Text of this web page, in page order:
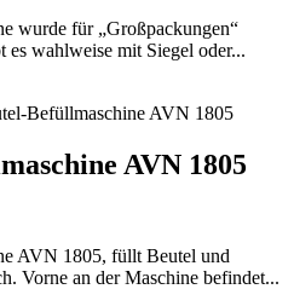
wurde für „Großpackungen“
wahlweise mit Siegel oder...
AVN 1805
AVN 1805, füllt Beutel und
Vorne an der Maschine befindet...